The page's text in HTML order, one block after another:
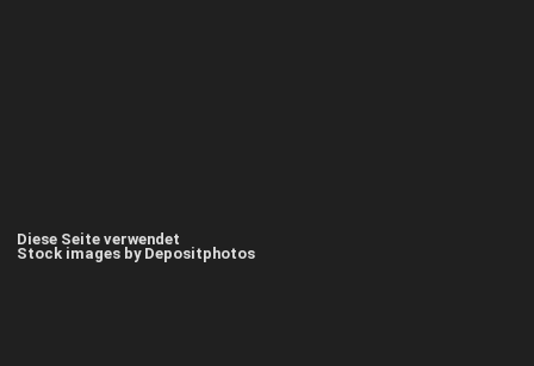
Diese Seite verwendet
Stock images by Depositphotos